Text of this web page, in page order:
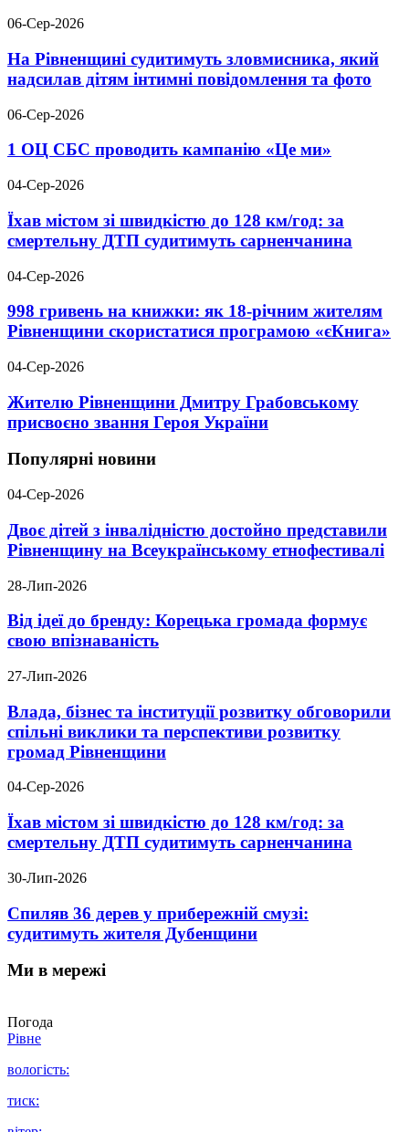
06-Сер-2026
На Рівненщині судитимуть зловмисника, який
надсилав дітям інтимні повідомлення та фото
06-Сер-2026
1 ОЦ СБС проводить кампанію «Це ми»
04-Сер-2026
Їхав містом зі швидкістю до 128 км/год: за
смертельну ДТП судитимуть сарненчанина
04-Сер-2026
998 гривень на книжки: як 18-річним жителям
Рівненщини скористатися програмою «єКнига»
04-Сер-2026
Жителю Рівненщини Дмитру Грабовському
присвоєно звання Героя України
Популярні новини
04-Сер-2026
Двоє дітей з інвалідністю достойно представили
Рівненщину на Всеукраїнському етнофестивалі
28-Лип-2026
Від ідеї до бренду: Корецька громада формує
свою впізнаваність
27-Лип-2026
Влада, бізнес та інституції розвитку обговорили
спільні виклики та перспективи розвитку
громад Рівненщини
04-Сер-2026
Їхав містом зі швидкістю до 128 км/год: за
смертельну ДТП судитимуть сарненчанина
30-Лип-2026
Спиляв 36 дерев у прибережній смузі:
судитимуть жителя Дубенщини
Ми в мережі
Погода
Рівне
вологість:
тиск: